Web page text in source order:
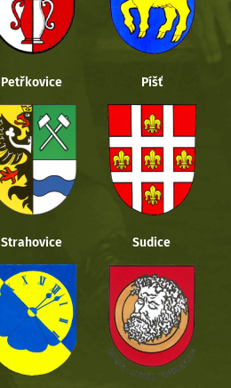
Petřkovice Píšť
Strahovice Sudice